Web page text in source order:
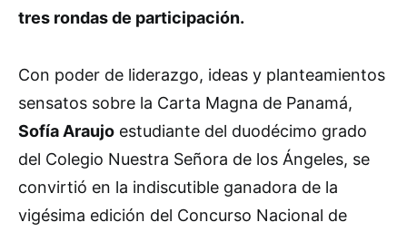
tres rondas de participación.
Con poder de liderazgo, ideas y planteamientos
sensatos sobre la Carta Magna de Panamá,
Sofía Araujo estudiante del duodécimo grado
del Colegio Nuestra Señora de los Ángeles, se
convirtió en la indiscutible ganadora de la
vigésima edición del Concurso Nacional de